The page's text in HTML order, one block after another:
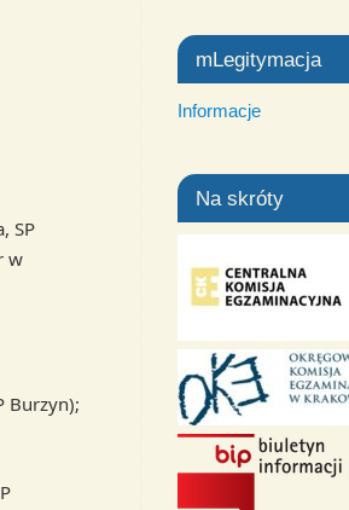
SP
w
Burzyn);
mLegitymacja
Informacje
Na skróty